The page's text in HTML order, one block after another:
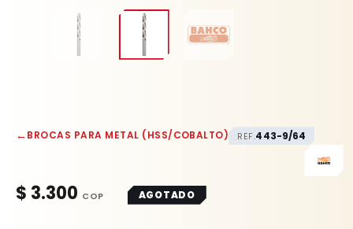
←BROCAS PARA METAL (HSS/COBALTO) REF.443-9/64
$ 3.300 AGOTADO